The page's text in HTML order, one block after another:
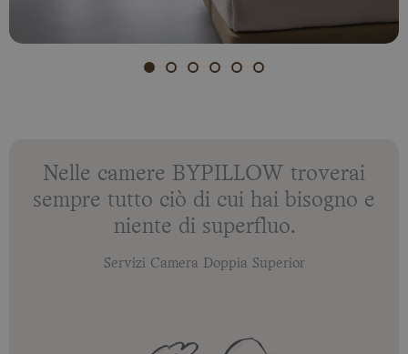
Nelle camere BYPILLOW troverai
sempre tutto ciò di cui hai bisogno e
niente di superfluo.
Servizi Camera Doppia Superior